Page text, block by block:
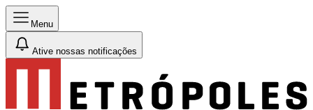
Menu
Ative nossas notificações